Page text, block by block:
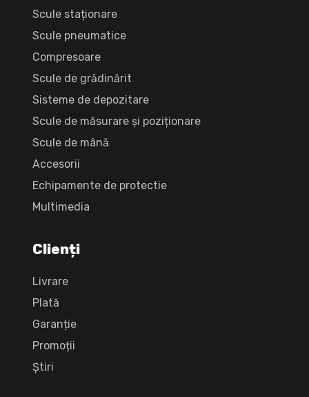
Scule staționare
Scule pneumatice
Compresoare
Scule de grădinărit
Sisteme de depozitare
Scule de măsurare și poziționare
Scule de mână
Accesorii
Echipamente de protectie
Multimedia
Clienți
Livrare
Plată
Garanție
Promoții
Știri